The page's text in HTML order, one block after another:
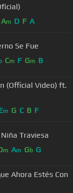
Am D F A
Se Fue
Cm F Gm B
(Official Video) ft.
m G C B F
Traviesa
m Am Gb G
Ahora Estés Con